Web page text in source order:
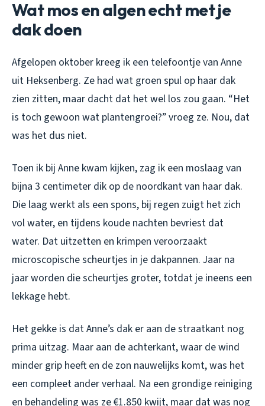
Wat mos en algen echt met je
dak doen
Afgelopen oktober kreeg ik een telefoontje van Anne
uit Heksenberg. Ze had wat groen spul op haar dak
zien zitten, maar dacht dat het wel los zou gaan. “Het
is toch gewoon wat plantengroei?” vroeg ze. Nou, dat
was het dus niet.
Toen ik bij Anne kwam kijken, zag ik een moslaag van
bijna 3 centimeter dik op de noordkant van haar dak.
Die laag werkt als een spons, bij regen zuigt het zich
vol water, en tijdens koude nachten bevriest dat
water. Dat uitzetten en krimpen veroorzaakt
microscopische scheurtjes in je dakpannen. Jaar na
jaar worden die scheurtjes groter, totdat je ineens een
lekkage hebt.
Het gekke is dat Anne’s dak er aan de straatkant nog
prima uitzag. Maar aan de achterkant, waar de wind
minder grip heeft en de zon nauwelijks komt, was het
een compleet ander verhaal. Na een grondige reiniging
en behandeling was ze €1.850 kwijt, maar dat was nog